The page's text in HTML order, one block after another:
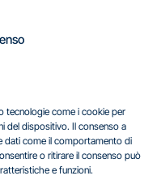
tecnologie come i cookie per
del dispositivo. Il consenso a
dati come il comportamento di
o ritirare il consenso può
e funzioni.
i diritti riservati